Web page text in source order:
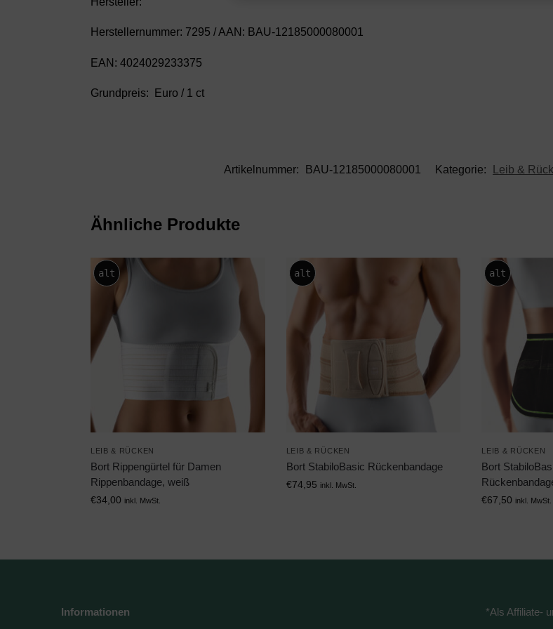
Herstellernummer: 7295 / AAN: BAU-12185000080001
EAN: 4024029233375
Grundpreis: Euro / 1 ct
Artikelnummer: BAU-12185000080001 Kategorie: Leib &
Ähnliche Produkte
alt
LEIB & RÜCKEN
Bort Rippengürtel für Damen
Rippenbandage, weiß
€34,00 inkl. MwSt.
alt
LEIB & RÜCKEN
Bort StabiloBasic Rückenbandage
€74,95 inkl. MwSt.
alt
LEIB & RÜCKEN
Bort
€67,50 inkl. MwSt.
Informationen *Als Affiliate-